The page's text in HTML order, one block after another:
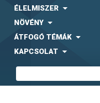
ÉLELMISZER
NÖVÉNY
ÁTFOGÓ TÉMÁK
KAPCSOLAT